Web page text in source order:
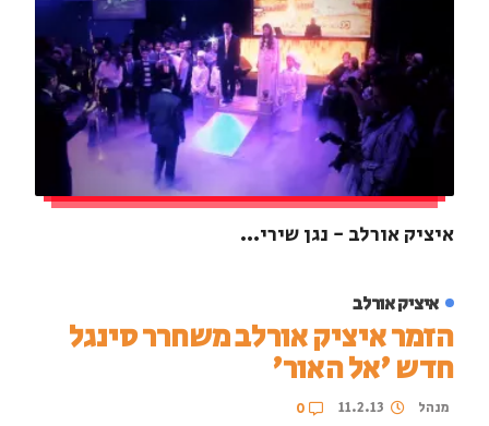
איציק אורלב - נגן שירי...
איציק אורלב
הזמר איציק אורלב משחרר סינגל
חדש 'אל האור'
מנהל 11.2.13
0